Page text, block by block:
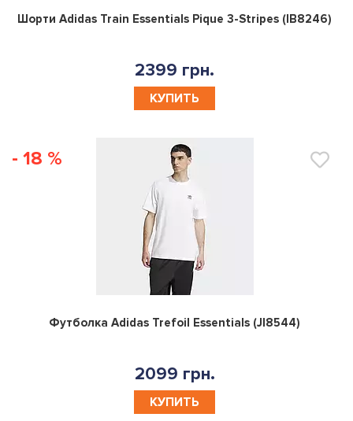
0
Шорти Adidas Train Essentials Pique 3-Stripes (IB8246)
2399 грн.
КУПИТЬ
- 18 %
0
Футболка Adidas Trefoil Essentials (JI8544)
2099 грн.
КУПИТЬ